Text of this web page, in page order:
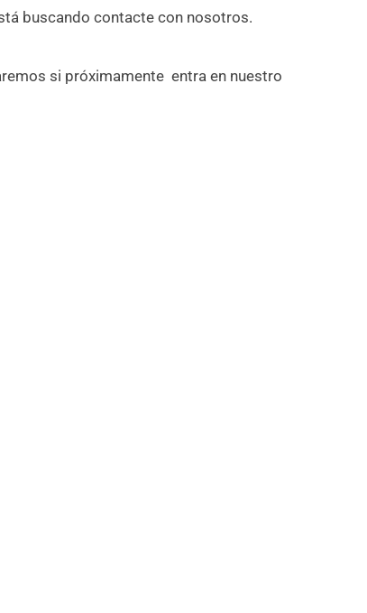
buscando contacte con nosotros.
si próximamente entra en nuestro